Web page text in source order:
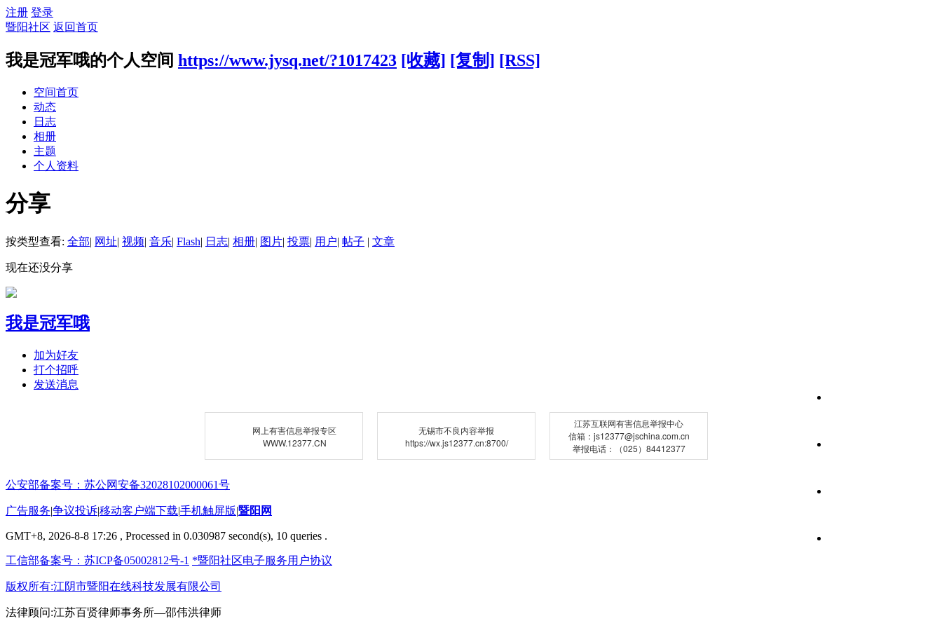
注册 登录
暨阳社区 返回首页
我是冠军哦的个人空间 https://www.jysq.net/?1017423 [收藏] [复制] [RSS]
空间首页
动态
日志
相册
主题
个人资料
分享
按类型查看: 全部| 网址| 视频| 音乐| Flash| 日志| 相册| 图片| 投票| 用户| 帖子 | 文章
现在还没分享
我是冠军哦
加为好友
打个招呼
发送消息
网上有害信息举报专区
WWW.12377.CN
无锡市不良内容举报
https://wx.js12377.cn:8700/
江苏互联网有害信息举报中心
信箱：js12377@jschina.com.cn
举报电话：（025）84412377
公安部备案号：苏公网安备32028102000061号
广告服务|争议投诉|移动客户端下载|手机触屏版|暨阳网
GMT+8, 2026-8-8 17:26 , Processed in 0.030987 second(s), 10 queries .
工信部备案号：苏ICP备05002812号-1 *暨阳社区电子服务用户协议
版权所有:江阴市暨阳在线科技发展有限公司
法律顾问:江苏百贤律师事务所—邵伟洪律师